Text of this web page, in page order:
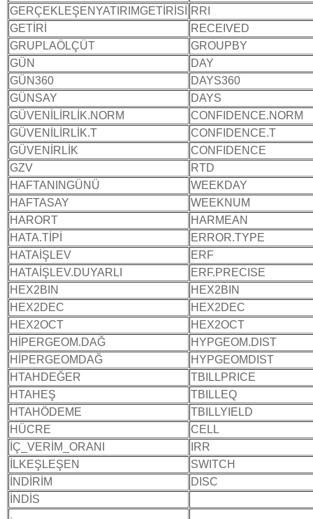
GERÇEKLEŞENYATIRIMGETİRİSİ
RRI
GETİRİ
RECEIVED
GRUPLAÖLÇÜT
GROUPBY
GÜN
DAY
GÜN360
DAYS360
GÜNSAY
DAYS
GÜVENİLİRLİK.NORM
CONFIDENCE.NORM
GÜVENİLİRLİK.T
CONFIDENCE.T
GÜVENİRLİK
CONFIDENCE
GZV
RTD
HAFTANINGÜNÜ
WEEKDAY
HAFTASAY
WEEKNUM
HARORT
HARMEAN
HATA.TİPİ
ERROR.TYPE
HATAİŞLEV
ERF
HATAİŞLEV.DUYARLI
ERF.PRECISE
HEX2BIN
HEX2BIN
HEX2DEC
HEX2DEC
HEX2OCT
HEX2OCT
HİPERGEOM.DAĞ
HYPGEOM.DIST
HİPERGEOMDAĞ
HYPGEOMDIST
HTAHDEĞER
TBILLPRICE
HTAHEŞ
TBILLEQ
HTAHÖDEME
TBILLYIELD
HÜCRE
CELL
İÇ_VERİM_ORANI
IRR
İLKEŞLEŞEN
SWITCH
İNDİRİM
DISC
İNDİS